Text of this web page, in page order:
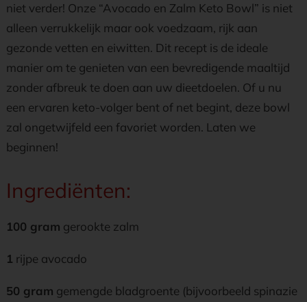
niet verder! Onze “Avocado en Zalm Keto Bowl” is niet
alleen verrukkelijk maar ook voedzaam, rijk aan
gezonde vetten en eiwitten. Dit recept is de ideale
manier om te genieten van een bevredigende maaltijd
zonder afbreuk te doen aan uw dieetdoelen. Of u nu
een ervaren keto-volger bent of net begint, deze bowl
zal ongetwijfeld een favoriet worden. Laten we
beginnen!
Ingrediënten:
100 gram gerookte zalm
1 rijpe avocado
50 gram gemengde bladgroente (bijvoorbeeld spinazie